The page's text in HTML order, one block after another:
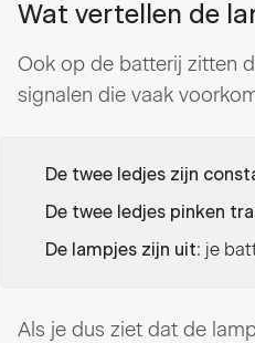
Wat vertellen de
Ook op de batterij zitten
signalen die vaak
De twee ledjes zijn
De twee ledjes pinken
De lampjes zijn uit: je
Als je dus ziet dat de